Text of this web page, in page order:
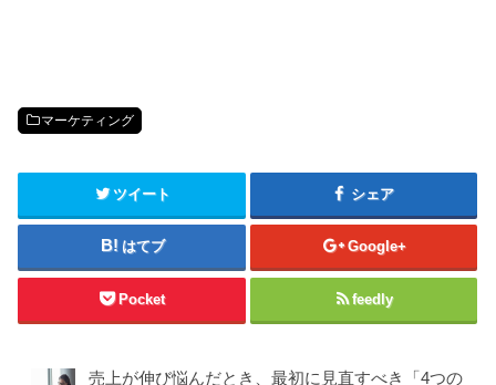
マーケティング
ツイート シェア
はてブ Google+
Pocket feedly
売上が伸び悩んだとき、最初に見直すべき「4つの